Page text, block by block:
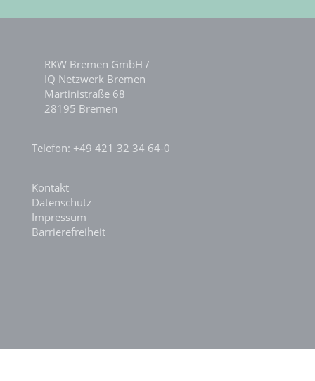
RKW Bremen GmbH /
IQ Netzwerk Bremen
Martinistraße 68
28195 Bremen
Telefon: +49 421 32 34 64-0
Kontakt
Datenschutz
Impressum
Barrierefreiheit